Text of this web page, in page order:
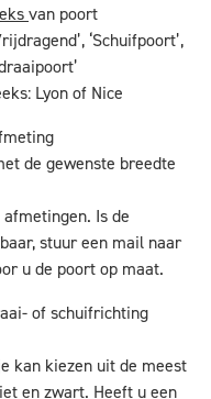
van poort
‘Schuifpoort’,
Lyon of Nice
de gewenste breedte
Is de
stuur een mail naar
u de poort op maat.
of schuifrichting
kan kiezen uit de meest
en zwart. Heeft u een